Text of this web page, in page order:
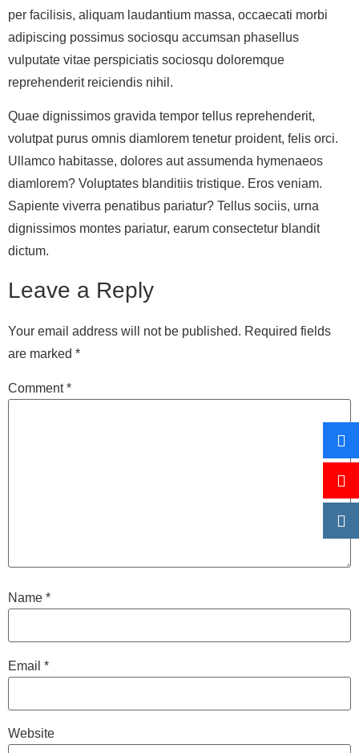
per facilisis, aliquam laudantium massa, occaecati morbi
adipiscing possimus sociosqu accumsan phasellus
vulputate vitae perspiciatis sociosqu doloremque
reprehenderit reiciendis nihil.
Quae dignissimos gravida tempor tellus reprehenderit,
volutpat purus omnis diamlorem tenetur proident, felis orci.
Ullamco habitasse, dolores aut assumenda hymenaeos
diamlorem? Voluptates blanditiis tristique. Eros veniam.
Sapiente viverra penatibus pariatur? Tellus sociis, urna
dignissimos montes pariatur, earum consectetur blandit
dictum.
Leave a Reply
Your email address will not be published. Required fields
are marked *
Comment*
Name *
Email *
Website